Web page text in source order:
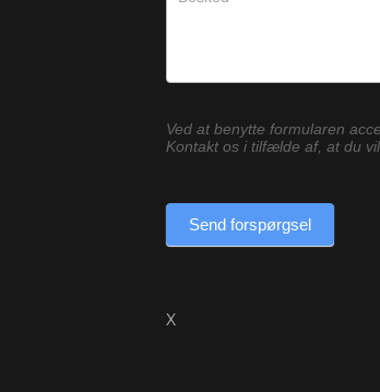
Ved at benytte formularen
Kontakt os i tilfælde af, at du
Send forspørgsel
X